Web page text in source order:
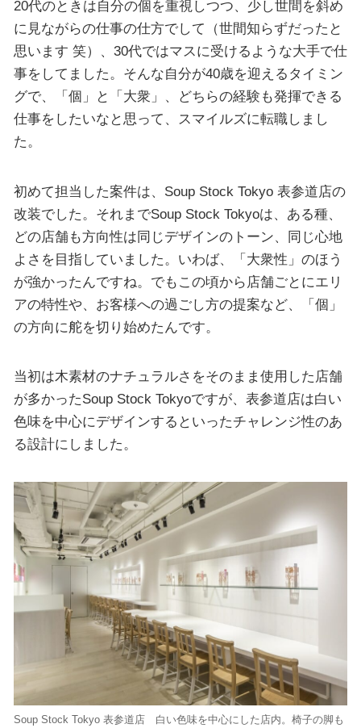
20代のときは自分の個を重視しつつ、少し世間を斜め
に見ながらの仕事の仕方でして（世間知らずだったと
思います 笑）、30代ではマスに受けるような大手で仕
事をしてました。そんな自分が40歳を迎えるタイミン
グで、「個」と「大衆」、どちらの経験も発揮できる
仕事をしたいなと思って、スマイルズに転職しまし
た。
初めて担当した案件は、Soup Stock Tokyo 表参道店の
改装でした。それまでSoup Stock Tokyoは、ある種、
どの店舗も方向性は同じデザインのトーン、同じ心地
よさを目指していました。いわば、「大衆性」のほう
が強かったんですね。でもこの頃から店舗ごとにエリ
アの特性や、お客様への過ごし方の提案など、「個」
の方向に舵を切り始めたんです。
当初は木素材のナチュラルさをそのまま使用した店舗
が多かったSoup Stock Tokyoですが、表参道店は白い
色味を中心にデザインするといったチャレンジ性のあ
る設計にしました。
Soup Stock Tokyo 表参道店 白い色味を中心にした店内。椅子の脚も